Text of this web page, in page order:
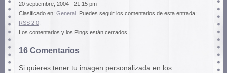
20 septiembre, 2004 - 21:15 pm
Clasificado en: General . Puedes seguir los comentarios de esta entrada:
RSS 2.0.
Los comentarios y los Pings están cerrados.
16 Comentarios
Si quieres tener tu imagen personalizada en los